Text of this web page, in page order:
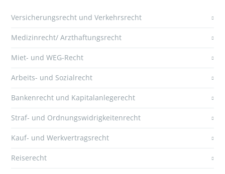
Versicherungsrecht und Verkehrsrecht
Medizinrecht/ Arzthaftungsrecht
Miet- und WEG-Recht
Arbeits- und Sozialrecht
Bankenrecht und Kapitalanlegerecht
Straf- und Ordnungswidrigkeitenrecht
Kauf- und Werkvertragsrecht
Reiserecht